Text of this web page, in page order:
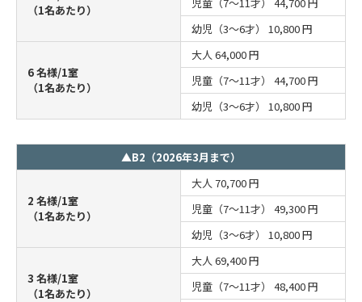
（1名あたり）
幼児（3～6才） 10,800 円
6 名様/1室
（1名あたり）
大人 64,000 円
児童（7～11才） 44,700 円
幼児（3～6才） 10,800 円
▲B2（2026年3月まで）
2 名様/1室
（1名あたり）
大人 70,700 円
児童（7～11才） 49,300 円
幼児（3～6才） 10,800 円
3 名様/1室
（1名あたり）
大人 69,400 円
児童（7～11才） 48,400 円